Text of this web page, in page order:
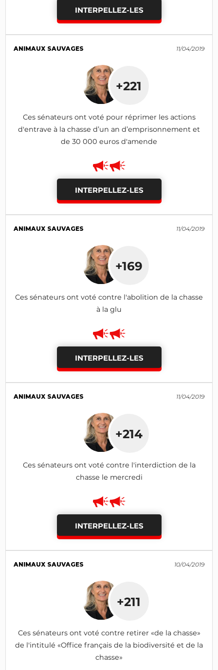
INTERPELLEZ-LES
ANIMAUX SAUVAGES 11/04/2019
+221
Ces sénateurs ont voté pour réprimer les actions
d'entrave à la chasse d’un an d’emprisonnement et
de 30 000 euros d'amende
INTERPELLEZ-LES
ANIMAUX SAUVAGES 11/04/2019
+169
Ces sénateurs ont voté contre l'abolition de la chasse
à la glu
INTERPELLEZ-LES
ANIMAUX SAUVAGES 11/04/2019
+214
Ces sénateurs ont voté contre l'interdiction de la
chasse le mercredi
INTERPELLEZ-LES
ANIMAUX SAUVAGES 10/04/2019
+211
Ces sénateurs ont voté contre retirer «de la chasse»
de l'intitulé «Office français de la biodiversité et de la
chasse»